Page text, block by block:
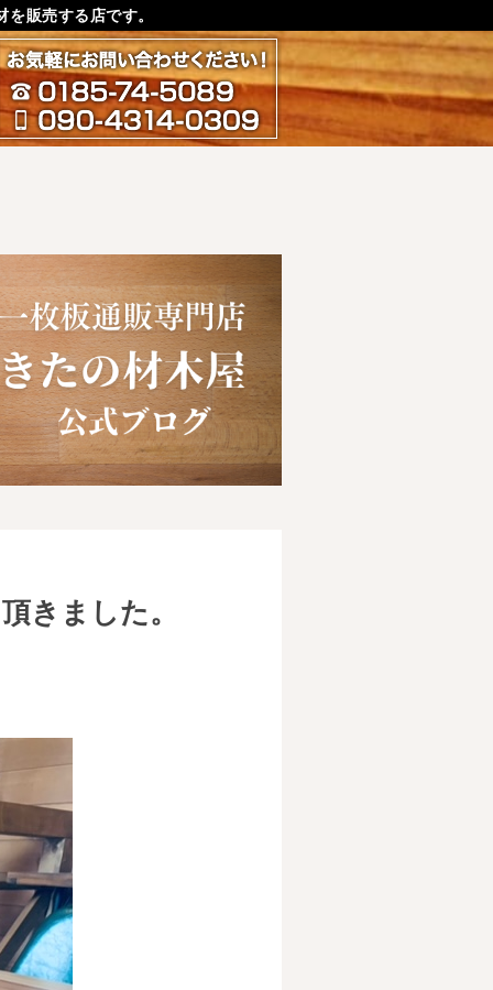
販売する店です。
お気軽にお問い合わせ下さ
0185-74-5089
090-4314-0309
きました。